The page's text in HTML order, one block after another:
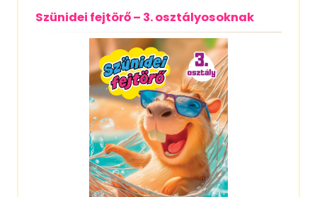
Szünidei fejtörő – 3. osztályosoknak